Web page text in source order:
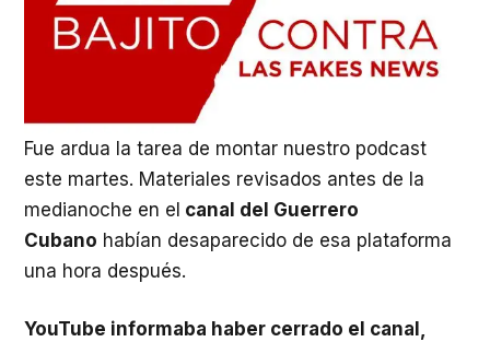
Fue ardua la tarea de montar nuestro podcast
este martes. Materiales revisados antes de la
medianoche en el canal del Guerrero
Cubano habían desaparecido de esa plataforma
una hora después.
YouTube informaba haber cerrado el canal,